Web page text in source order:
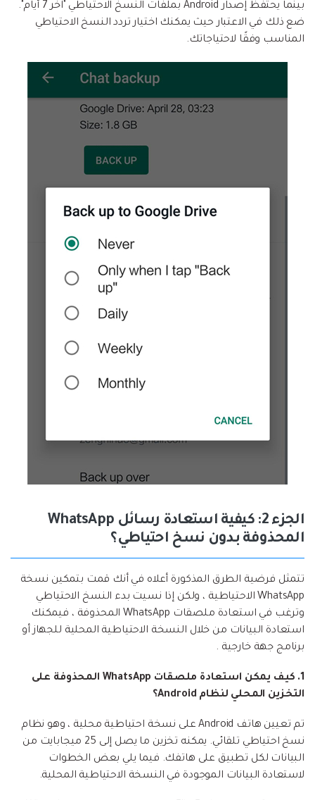
بينما يحتفظ إصدار Android بملفات النسخ الاحتياطي "آخر 7 أيام".
ضع ذلك في الاعتبار حيث يمكنك اختيار تردد النسخ الاحتياطي
المناسب وفقًا لاحتياجاتك.
الجزء 2: كيفية استعادة رسائل WhatsApp
المحذوفة بدون نسخ احتياطي؟
تتمثل فرضية الطرق المذكورة أعلاه في أنك قمت بتمكين نسخة
WhatsApp الاحتياطية ، ولكن إذا نسيت بدء النسخ الاحتياطي
وترغب في استعادة ملصقات WhatsApp المحذوفة ، فيمكنك
استعادة البيانات من خلال النسخة الاحتياطية المحلية للجهاز أو
برنامج جهة خارجية .
1. كيف يمكن استعادة ملصقات WhatsApp المحذوفة على
التخزين المحلي لنظام Android؟
تم تعيين هاتف Android على نسخة احتياطية محلية ، وهو نظام
نسخ احتياطي تلقائي. يمكنه تخزين ما يصل إلى 25 ميجابايت من
البيانات لكل تطبيق على هاتفك. فيما يلي بعض الخطوات
لاستعادة البيانات الموجودة في النسخة الاحتياطية المحلية.